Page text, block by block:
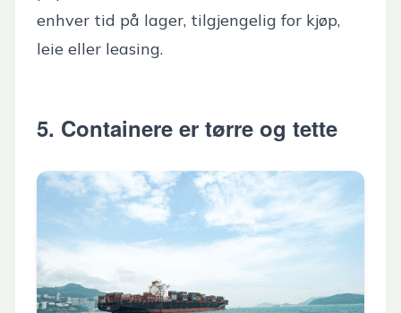
enhver tid på lager, tilgjengelig for kjøp,
leie eller leasing.
5. Containere er tørre og tette